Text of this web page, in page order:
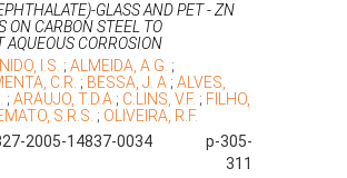
GLASS AND PET - ZN
ON CARBON STEEL TO
CORROSION
I.S. ; ALMEIDA, A G. ;
C.R. ; BESSA, J. A ; ALVES,
; ARAUJO, T.D.A ; C.LINS, V.F. ; FILHO,
S.R.S. ; OLIVEIRA, R.F.
2005-14837-0034
p-305-
311